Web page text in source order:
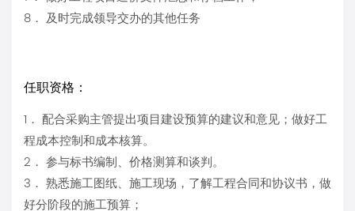
8． 及时完成领导交办的其他任务
任职资格：
1． 配合采购主管提出项目建设预算的建议和意见；做好工
程成本控制和成本核算。
2． 参与标书编制、价格测算和谈判。
3． 熟悉施工图纸、施工现场，了解工程合同和协议书，做
好分阶段的施工预算；